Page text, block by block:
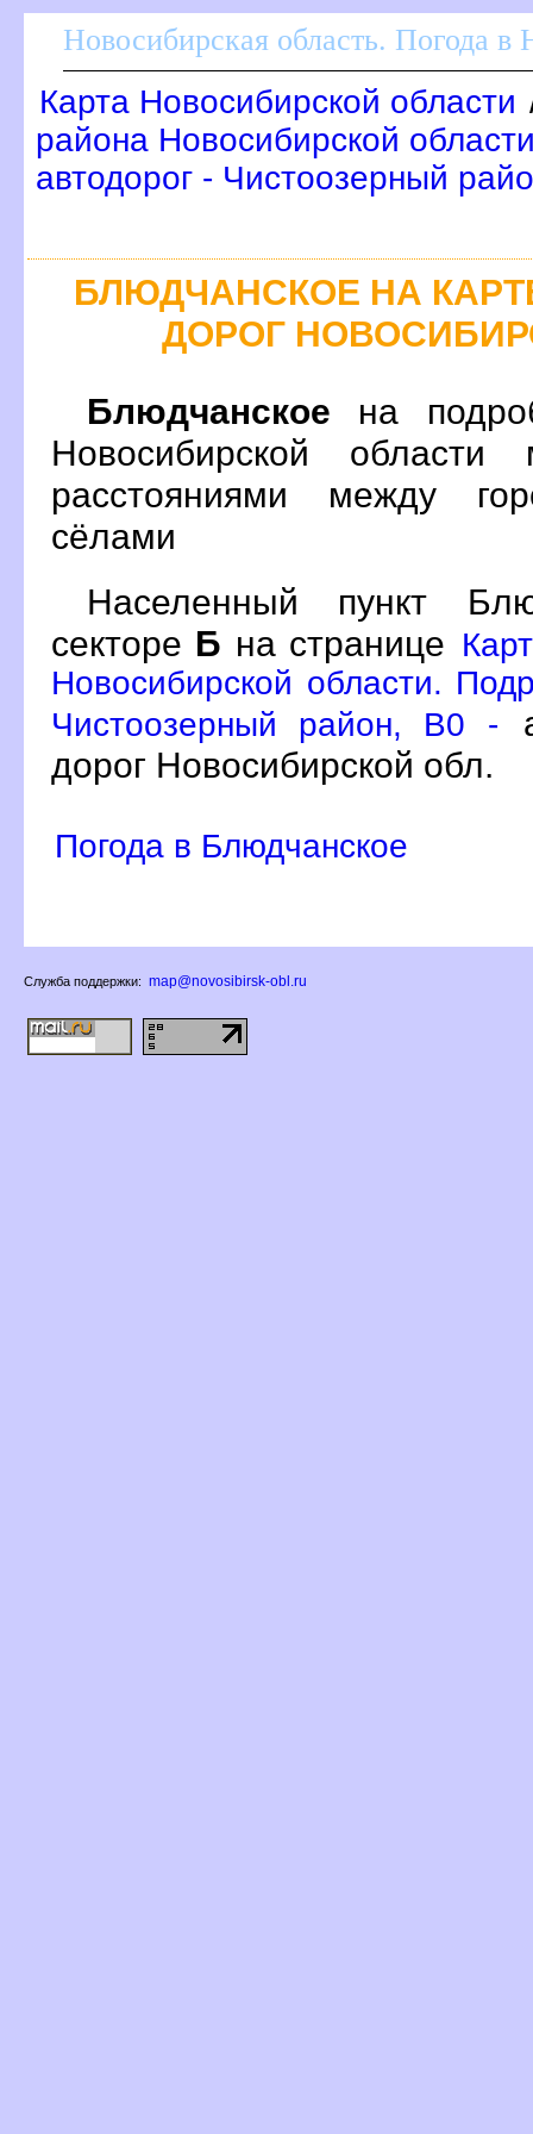
Новосибирская область. Погода в
Карта Новосибирской области
района Новосибирской
автодорог - Чистоозерный
БЛЮДЧАНСКОЕ НА
ДОРОГ
Блюдчанское на
Новосибирской
расстояниями между
сёлами
Населенный пункт
секторе Б на странице
Новосибирской области.
Чистоозерный район, B0 -
дорог Новосибирской обл.
Погода в Блюдчанское
Служба поддержки: map@novosibirsk-obl.ru